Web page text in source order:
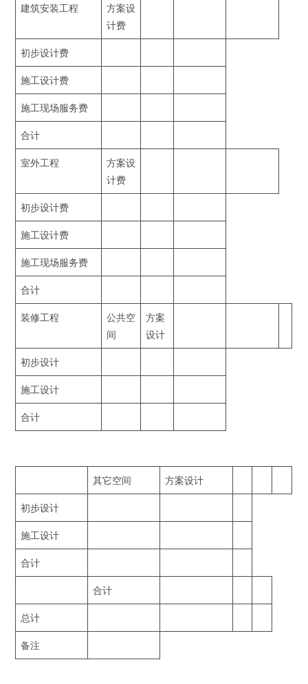
建筑安装工程
方案设
计费
初步设计费
施工设计费
施工现场服务费
合计
室外工程
方案设
计费
初步设计费
施工设计费
施工现场服务费
合计
装修工程
公共空
间
方案
设计
初步设计
施工设计
合计
其它空间 方案设计
初步设计
施工设计
合计
合计
总计
备注